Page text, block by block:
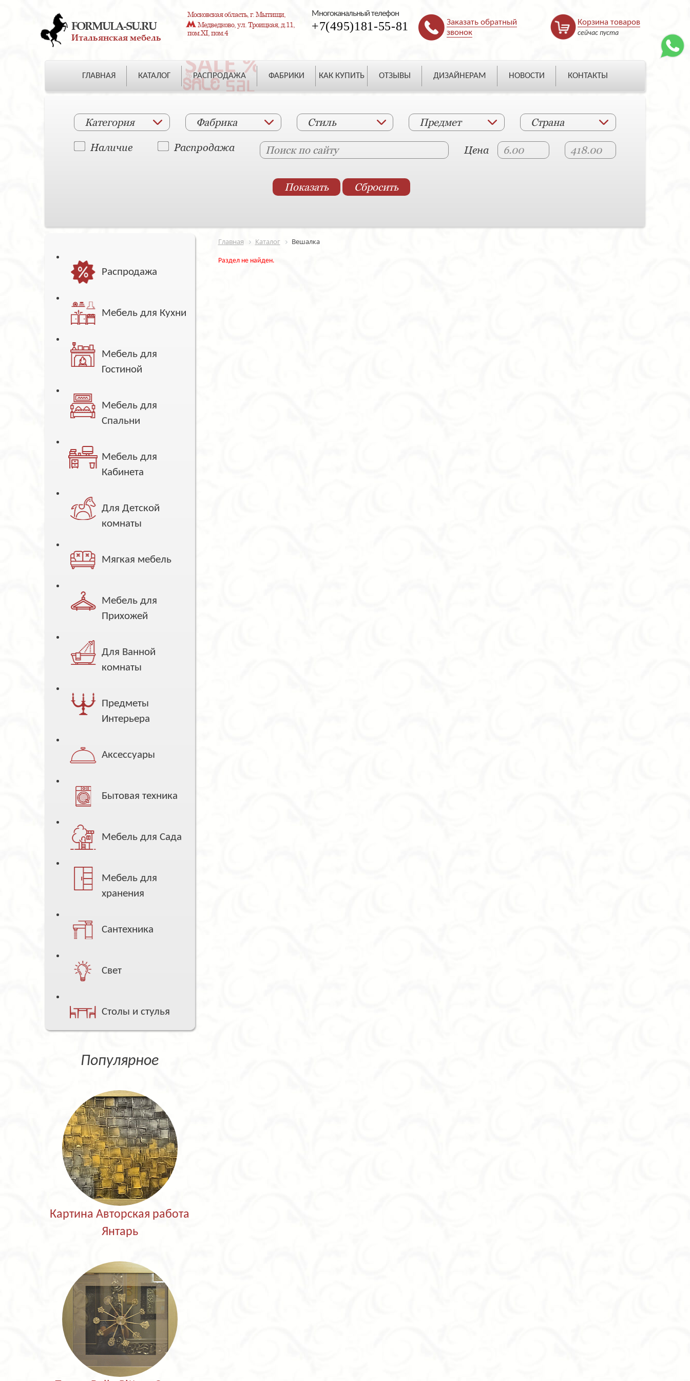
FORMULA-SU.RU
Итальянская мебель
Московская область, г. Мытищи,
Медведково, ул. Троицкая, д.11,
пом.XI, пом.4
Многоканальный телефон
+7(495)181-55-81
Заказать обратный
звонок
Корзина товаров
сейчас пуста
ГЛАВНАЯ КАТАЛОГ РАСПРОДАЖА ФАБРИКИ КАК КУПИТЬ ОТЗЫВЫ ДИЗАЙНЕРАМ НОВОСТИ КОНТАКТЫ
Категория Фабрика Стиль Предмет Страна
Наличие Распродажа Цена
Распродажа
Мебель для Кухни
Мебель для
Гостиной
Мебель для
Спальни
Мебель для
Кабинета
Для Детской
комнаты
Мягкая мебель
Мебель для
Прихожей
Для Ванной
комнаты
Предметы
Интерьера
Аксессуары
Бытовая техника
Мебель для Сада
Мебель для
хранения
Сантехника
Свет
Столы и стулья
Популярное
Картина Авторская работа
Янтарь
Главная Каталог Вешалка
Раздел не найден.